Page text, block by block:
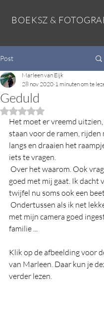
BOEKSZ &
Post
Geduld
Marleen van Eijk
28 nov 2020 1 minuten om te
Beoordeeld met NaN uit 5
Het moet er vreemd uitzien,
staan voor de ramen, rijden
langs en draaien het
iets te vragen.
Over het waarom. Ook
goed met mij gaat. Ik dacht
twijfel nu soms ook een
Ondertussen als ik net
met mijn camera goed
familie ...
Klik op de afbeelding voor
van Marleen. Daar kun je
verder lezen.